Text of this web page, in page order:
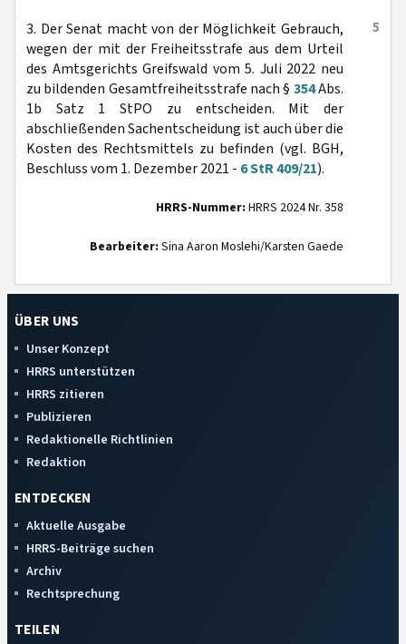
5
3. Der Senat macht von der Möglichkeit Gebrauch,
wegen der mit der Freiheitsstrafe aus dem Urteil
des Amtsgerichts Greifswald vom 5. Juli 2022 neu
zu bildenden Gesamtfreiheitsstrafe nach § 354Abs.
1b Satz 1 StPO zu entscheiden. Mit der
abschließenden Sachentscheidung ist auch über die
Kosten des Rechtsmittels zu befinden (vgl. BGH,
Beschluss vom 1. Dezember 2021 - 6 StR 409/21).
HRRS-Nummer: HRRS 2024 Nr. 358
Bearbeiter: Sina Aaron Moslehi/Karsten Gaede
ÜBER UNS
Unser Konzept
HRRS unterstützen
HRRS zitieren
Publizieren
Redaktionelle Richtlinien
Redaktion
ENTDECKEN
Aktuelle Ausgabe
HRRS-Beiträge suchen
Archiv
Rechtsprechung
TEILEN